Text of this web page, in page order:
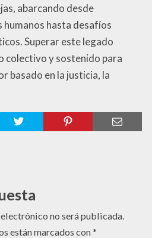
abarcando desde
hasta desafíos
Superar este legado
colectivo y sostenido para
basado en la justicia, la
no será publicada.
están marcados con*